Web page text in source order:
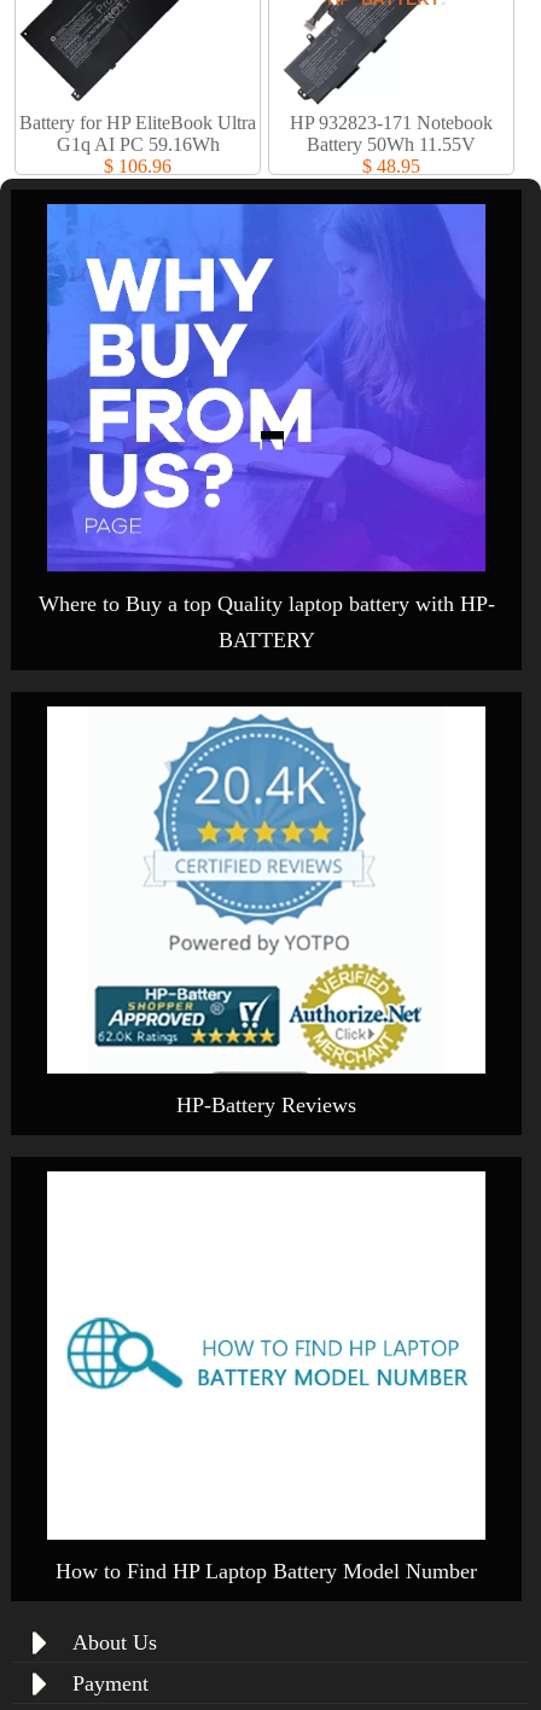
Battery for HP EliteBook Ultra
G1q AI PC 59.16Wh
$ 106.96
HP 932823-171 Notebook
Battery 50Wh 11.55V
$ 48.95
Where to Buy a top Quality laptop battery with HP-
BATTERY
HP-Battery Reviews
How to Find HP Laptop Battery Model Number
About Us
Payment